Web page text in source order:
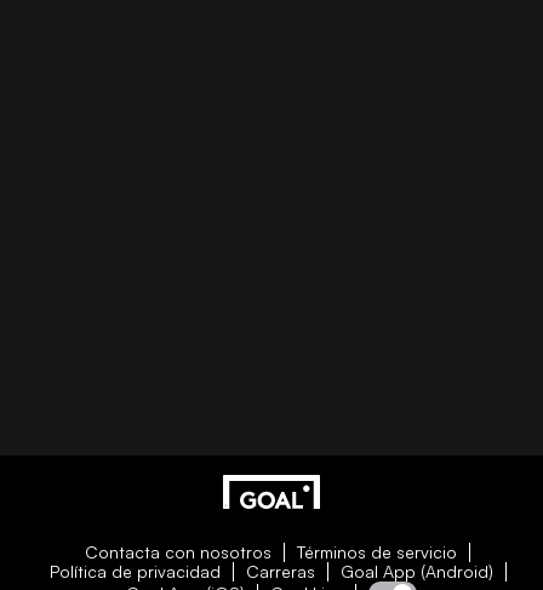
Contacta con nosotros
Términos de servicio
Política de privacidad
Carreras
Goal App (Android)